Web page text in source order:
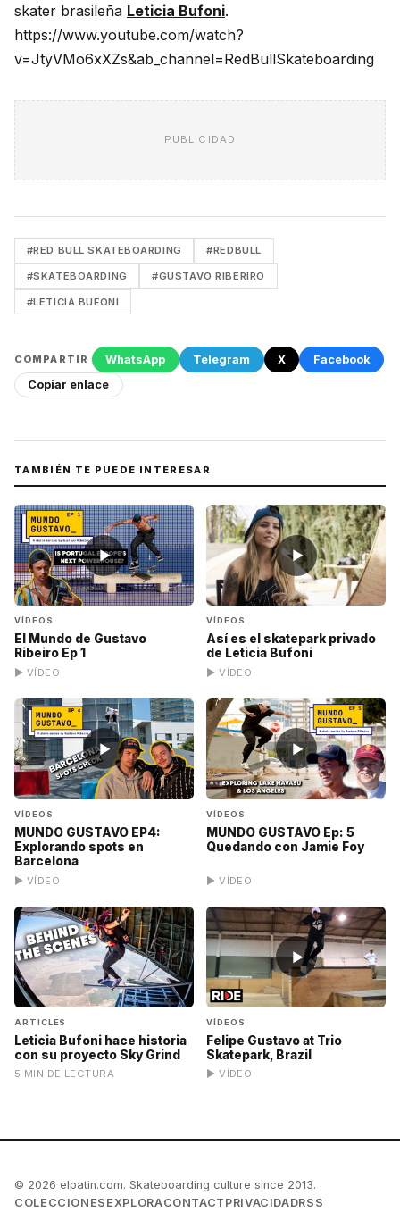
skater brasileña Leticia Bufoni.
https://www.youtube.com/watch?
v=JtyVMo6xXZs&ab_channel=RedBullSkateboarding
PUBLICIDAD
#RED BULL SKATEBOARDING #REDBULL
#SKATEBOARDING #GUSTAVO RIBERIRO
#LETICIA BUFONI
COMPARTIR WhatsApp Telegram X
Facebook
Copiar enlace
TAMBIÉN TE PUEDE INTERESAR
▶
VÍDEOS
El Mundo de Gustavo
Ribeiro Ep 1
▶ VÍDEO
▶
VÍDEOS
Así es el skatepark privado
de Leticia Bufoni
▶ VÍDEO
▶
VÍDEOS
MUNDO GUSTAVO EP4:
Explorando spots en
Barcelona
▶ VÍDEO
▶
VÍDEOS
MUNDO GUSTAVO Ep: 5
Quedando con Jamie Foy
▶ VÍDEO
ARTICLES
Leticia Bufoni hace historia
con su proyecto Sky Grind
5 MIN DE LECTURA
▶
VÍDEOS
Felipe Gustavo at Trio
Skatepark, Brazil
▶ VÍDEO
© 2026 elpatin.com. Skateboarding culture since 2013.
COLECCIONES EXPLORACONTACT PRIVACIDADRSS